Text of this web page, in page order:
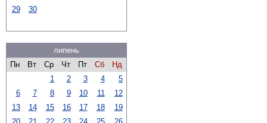
29
30
липень
Пн
Вт Ср Чт Пт Сб
Нд
1
2 3 4
5
6
7 8 9 10 11
12
13
14 15 16 17 18
19